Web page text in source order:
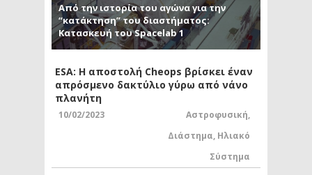
Από την ιστορία του αγώνα για την
“κατάκτηση” του διαστήματος:
Κατασκευή του Spacelab 1
ESA: Η αποστολή Cheops βρίσκει έναν
απρόσμενο δακτύλιο γύρω από νάνο
πλανήτη
10/02/2023 Αστροφυσική,
Διάστημα, Ηλιακό
Σύστημα